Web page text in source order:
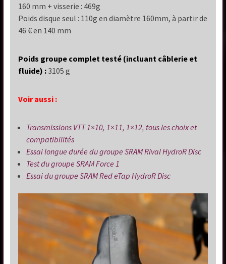
160 mm + visserie : 469g
Poids disque seul : 110g en diamètre 160mm, à partir de
46 € en 140 mm
Poids groupe complet testé (incluant câblerie et
fluide) :3105 g
Voir aussi :
Transmissions VTT 1×10, 1×11, 1×12, tous les choix et
compatibilités
Essai longue durée du groupe SRAM Rival HydroR Disc
Test du groupe SRAM Force 1
Essai du groupe SRAM Red eTap HydroR Disc